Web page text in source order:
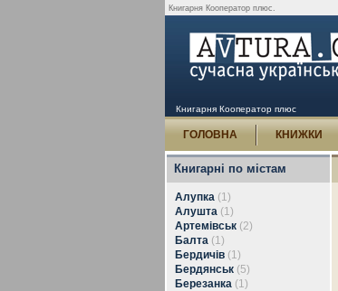
Книгарня Кооператор плюс.
Книгарня Кооператор плюс
ГОЛОВНА КНИЖКИ
Книгарні по містам
Алупка (1)
Алушта (1)
Артемівськ (2)
Балта (1)
Бердичів (1)
Бердянськ (5)
Березанка (1)